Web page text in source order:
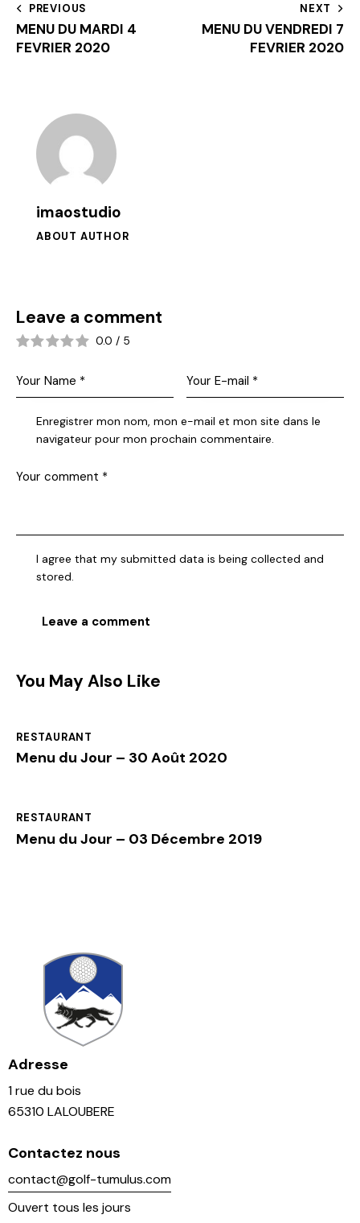
PREVIOUS
MENU DU MARDI 4
FEVRIER 2020
NEXT
MENU DU VENDREDI 7
FEVRIER 2020
imaostudio
ABOUT AUTHOR
Leave a comment
0.0 / 5
Enregistrer mon nom, mon e-mail et mon site dans le
navigateur pour mon prochain commentaire.
I agree that my submitted data is being collected and
stored.
You May Also Like
RESTAURANT
Menu du Jour – 30 Août 2020
RESTAURANT
Menu du Jour – 03 Décembre 2019
Adresse
1 rue du bois
65310 LALOUBERE
Contactez nous
contact@golf-tumulus.com
Ouvert tous les jours